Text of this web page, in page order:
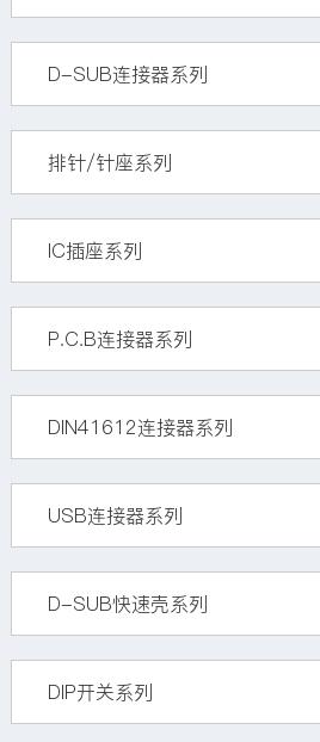
D-SUB连接器系列
排针/针座系列
IC插座系列
P.C.B连接器系列
DIN41612连接器系列
USB连接器系列
D-SUB快速壳系列
DIP开关系列